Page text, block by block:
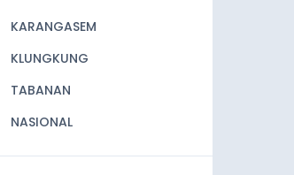
KARANGASEM
KLUNGKUNG
TABANAN
NASIONAL